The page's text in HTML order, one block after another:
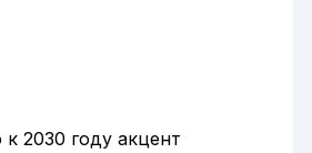
2030 году акцент